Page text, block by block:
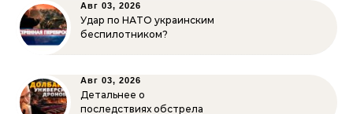
Авг 03, 2026
Удар по НАТО украинским
беспилотником?
Авг 03, 2026
Детальнее о
последствиях обстрела